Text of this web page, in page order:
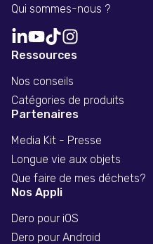
Qui sommes-nous ?
Ressources
Nos conseils
Catégories de produits
Partenaires
Media Kit - Presse
Longue vie aux objets
Que faire de mes déchets?
Nos Appli
Dero pour iOS
Dero pour Android